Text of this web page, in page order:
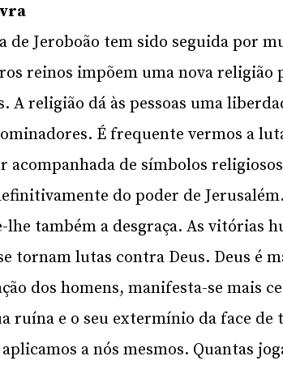
de Jeroboão tem sido seguida por
reinos impõem uma nova religião
A religião dá às pessoas uma
É frequente vermos a
acompanhada de símbolos
do poder de
lhe também a desgraça. As vitórias
tornam lutas contra Deus. Deus é
dos homens, manifesta-se mais
ruína e o seu extermínio da face
a nós mesmos. Quantas